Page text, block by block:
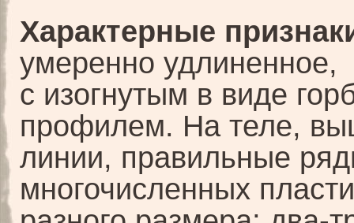
Характерные
умеренно удлиненное,
с изогнутым в виде
профилем. На теле,
линии, правильные
многочисленных